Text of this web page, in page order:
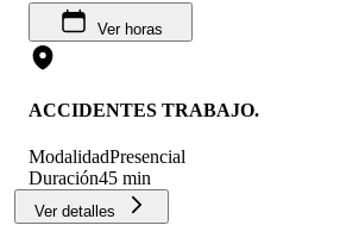
Ver horas
ACCIDENTES TRABAJO.
ModalidadPresencial
Duración45 min
Ver detalles